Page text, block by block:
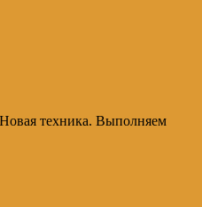
техника. Выполняем